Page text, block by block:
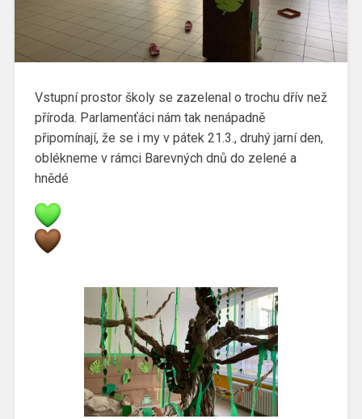
Vstupní prostor školy se zazelenal o trochu dřív než
příroda. Parlamenťáci nám tak nenápadně
připomínají, že se i my v pátek 21.3., druhý jarní den,
oblékneme v rámci Barevných dnů do zelené a
hnědé